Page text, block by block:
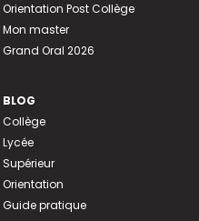
Orientation Post Collège
Mon master
Grand Oral 2026
BLOG
Collège
Lycée
Supérieur
Orientation
Guide pratique